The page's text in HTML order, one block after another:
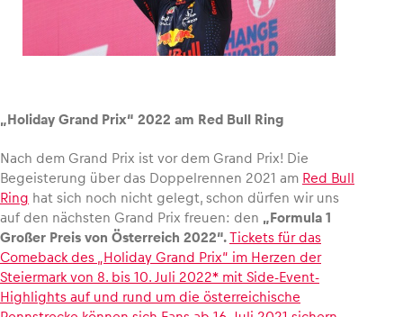
„Holiday Grand Prix“ 2022 am Red Bull Ring
Nach dem Grand Prix ist vor dem Grand Prix! Die
Begeisterung über das Doppelrennen 2021 am Red Bull
Ring hat sich noch nicht gelegt, schon dürfen wir uns
auf den nächsten Grand Prix freuen: den „Formula 1
Großer Preis von Österreich 2022“.Tickets für das
Comeback des „Holiday Grand Prix“ im Herzen der
Steiermark von 8. bis 10. Juli 2022* mit Side-Event-
Highlights auf und rund um die österreichische